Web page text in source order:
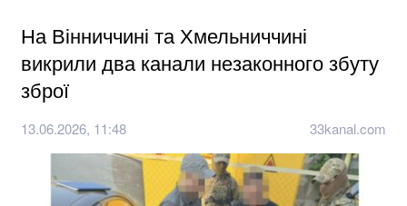
На Вінниччині та Хмельниччині
викрили два канали незаконного збуту
зброї
13.06.2026, 11:48 33kanal.com